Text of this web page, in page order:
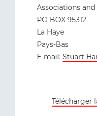
Associations
PO BOX 95312
La Haye
Pays-Bas
E-mail: Stuart
Télécharger